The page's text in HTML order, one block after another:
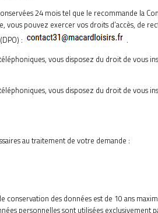
24 mois tel que le recommande la
pouvez exercer vos droits d’accès, de
:
.
vous disposez du droit de vous
vous disposez du droit de vous
au traitement de votre demande :
des données est de 10 ans
personnelles sont utilisées